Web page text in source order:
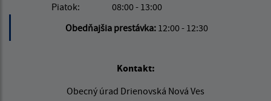
Piatok:
08:00 - 13:00
Obedňajšia prestávka: 12:00 - 12:30
Kontakt:
Obecný úrad Drienovská Nová Ves